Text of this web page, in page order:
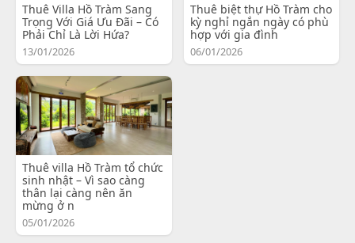
Thuê Villa Hồ Tràm Sang
Trọng Với Giá Ưu Đãi – Có
Phải Chỉ Là Lời Hứa?
13/01/2026
Thuê biệt thự Hồ Tràm cho
kỳ nghỉ ngắn ngày có phù
hợp với gia đình
06/01/2026
Thuê villa Hồ Tràm tổ chức
sinh nhật – Vì sao càng
thân lại càng nên ăn
mừng ở n
05/01/2026